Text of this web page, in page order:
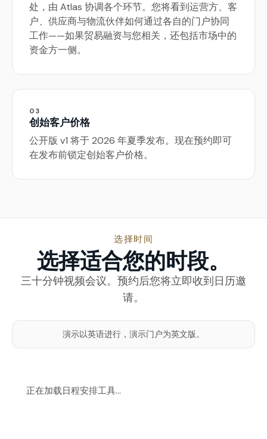
处，由 Atlas 协调各个环节。您将看到运营方、客
户、供应商与物流伙伴如何通过各自的门户协同
工作——如果贸易融资与您相关，还包括市场中的
资金方一侧。
03
创始客户价格
公开版 v1 将于 2026 年夏季发布。现在预约即可
在发布前锁定创始客户价格。
选择时间
选择适合您的时段。
三十分钟视频会议。预约后您将立即收到日历邀
请。
演示以英语进行，演示门户为英文版。
正在加载日程安排工具…